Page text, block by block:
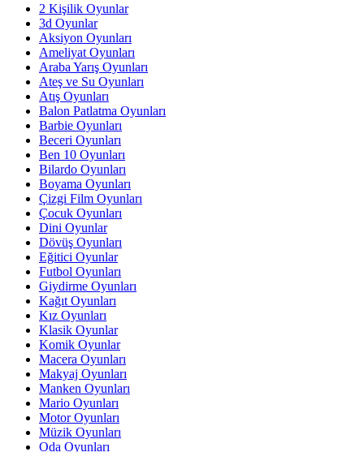
2 Kişilik Oyunlar
3d Oyunlar
Aksiyon Oyunları
Ameliyat Oyunları
Araba Yarış Oyunları
Ateş ve Su Oyunları
Atış Oyunları
Balon Patlatma Oyunları
Barbie Oyunları
Beceri Oyunları
Ben 10 Oyunları
Bilardo Oyunları
Boyama Oyunları
Çizgi Film Oyunları
Çocuk Oyunları
Dini Oyunlar
Dövüş Oyunları
Eğitici Oyunlar
Futbol Oyunları
Giydirme Oyunları
Kağıt Oyunları
Kız Oyunları
Klasik Oyunlar
Komik Oyunlar
Macera Oyunları
Makyaj Oyunları
Manken Oyunları
Mario Oyunları
Motor Oyunları
Müzik Oyunları
Oda Oyunları